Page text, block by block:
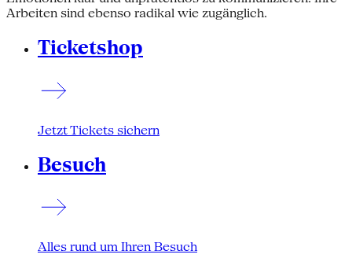
Arbeiten sind ebenso radikal wie zugänglich.
Ticketshop
Jetzt Tickets sichern
Besuch
Alles rund um Ihren Besuch